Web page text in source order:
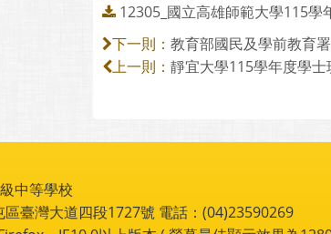
12305_國立高雄師範大學115
下一則： 教育部國民及學前教育
上一則： 靜宜大學115學年度學
中等學校
臺灣大道四段1727號 電話：(04)23590269